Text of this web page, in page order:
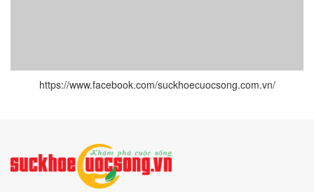
https://www.facebook.com/suckhoecuocsong.com.vn/